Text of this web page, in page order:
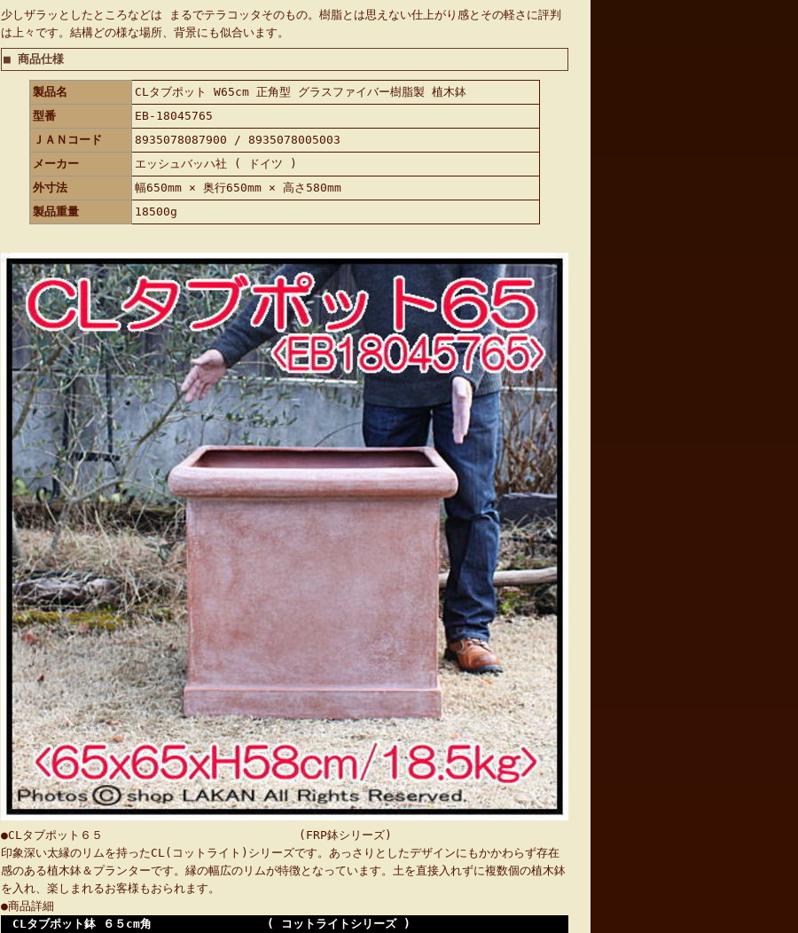
少しザラッとしたところなどは まるでテラコッタそのもの。樹脂とは思えない仕上がり感とその軽さに評判
は上々です。結構どの様な場所、背景にも似合います。
■ 商品仕様
製品名
CLタブポット W65cm 正角型 グラスファイバー樹脂製 植木鉢
型番
EB-18045765
ＪＡＮコード
8935078087900 / 8935078005003
メーカー
エッシュバッハ社 ( ドイツ )
外寸法
幅650mm × 奥行650mm × 高さ580mm
製品重量
18500g
●CLタブポット６５ (FRP鉢シリーズ)
印象深い太縁のリムを持ったCL(コットライト)シリーズです。あっさりとしたデザインにもかかわらず存在
感のある植木鉢＆プランターです。縁の幅広のリムが特徴となっています。土を直接入れずに複数個の植木鉢
を入れ、楽しまれるお客様もおられます。
●商品詳細
CLタブポット鉢 ６５cm角
( コットライトシリーズ )